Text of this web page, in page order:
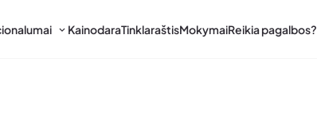
KainodaraTinklaraštisMokymaiReikia pagalbos?